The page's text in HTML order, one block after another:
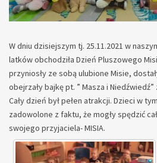
W dniu dzisiejszym tj. 25.11.2021 w
latków obchodziła Dzień Pluszowego
przyniosły ze sobą ulubione Misie,
obejrzały bajkę pt. ” Masza i
Cały dzień był pełen atrakcji. Dzieci w
zadowolone z faktu, że mogły spędzić
swojego przyjaciela- MISIA.